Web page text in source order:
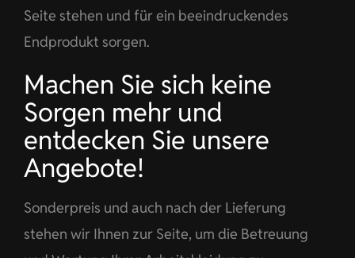
Seite stehen und für ein beeindruckendes
Endprodukt sorgen.
Machen Sie sich keine
Sorgen mehr und
entdecken Sie unsere
Angebote!
Sonderpreis und auch nach der Lieferung
stehen wir Ihnen zur Seite, um die Betreuung